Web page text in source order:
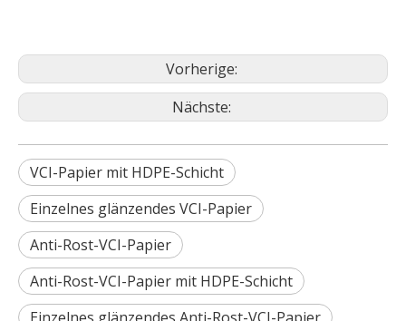
Vorherige:
Nächste:
VCI-Papier mit HDPE-Schicht
Einzelnes glänzendes VCI-Papier
Anti-Rost-VCI-Papier
Anti-Rost-VCI-Papier mit HDPE-Schicht